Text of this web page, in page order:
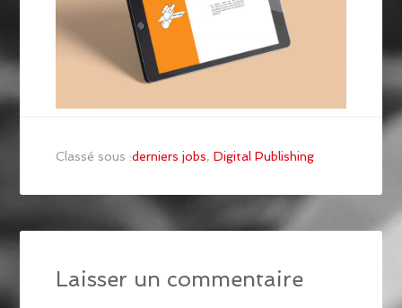
Classé sous :derniers jobs,Digital Publishing
Laisser un commentaire